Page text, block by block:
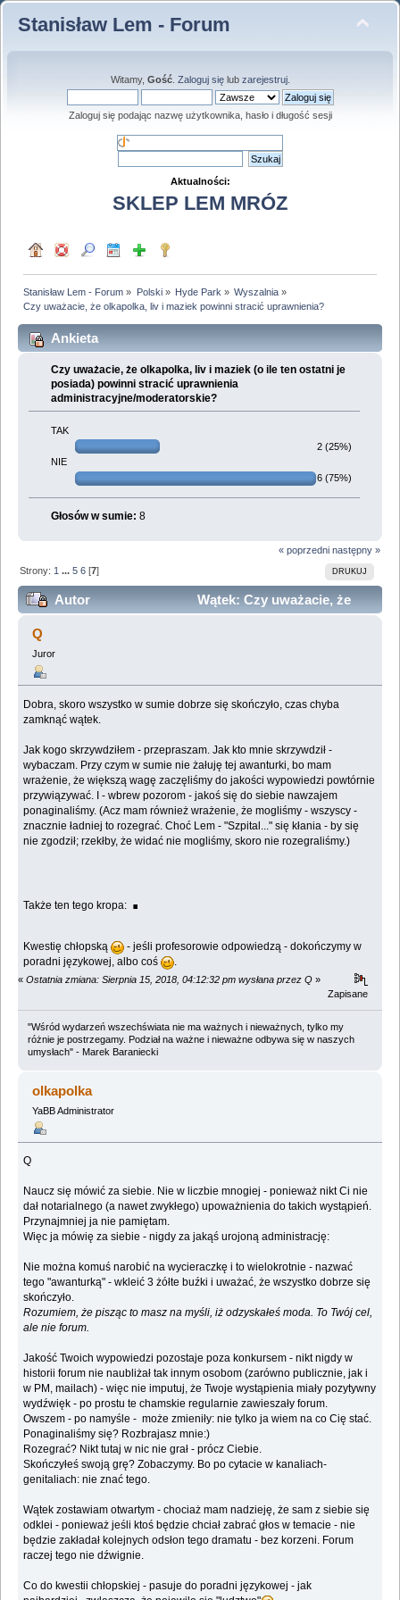
Stanisław Lem - Forum
Witamy, Gość. Zaloguj sięlub zarejestruj.
Zaloguj się podając nazwę użytkownika, hasło i długość sesji
Aktualności:
SKLEP LEM MRÓZ
Stanisław Lem - Forum » Polski» Hyde Park » Wyszalnia »
Czy uważacie, że olkapolka, liv i maziek powinni stracić uprawnienia?
Ankieta
Czy uważacie, że olkapolka, liv i maziek (o ile ten ostatni je
posiada) powinni stracić uprawnienia
administracyjne/moderatorskie?
TAK
2 (25%)
NIE
6 (75%)
Głosów w sumie: 8
« poprzedni następny »
DRUKUJ
Strony: 1 ...5 6 [7]
Autor
Wątek: Czy uważacie, że
olkapolka, liv i maziek powinni stracić uprawnienia?
(Przeczytany 423363 razy)
Q
Juror
Dobra, skoro wszystko w sumie dobrze się skończyło, czas chyba
zamknąć wątek.
Jak kogo skrzywdziłem - przepraszam. Jak kto mnie skrzywdził -
wybaczam. Przy czym w sumie nie żałuję tej awanturki, bo mam
wrażenie, że większą wagę zaczęliśmy do jakości wypowiedzi powtórnie
przywiązywać. I - wbrew pozorom - jakoś się do siebie nawzajem
ponaginaliśmy. (Acz mam również wrażenie, że mogliśmy - wszyscy -
znacznie ładniej to rozegrać. Choć Lem - "Szpital..." się kłania - by się
nie zgodził; rzekłby, że widać nie mogliśmy, skoro nie rozegraliśmy.)
Także ten tego kropa: .
Kwestię chłopską
- jeśli profesorowie odpowiedzą - dokończymy w
poradni językowej, albo coś
« Ostatnia zmiana: Sierpnia 15, 2018, 04:12:32 pm wysłana przez Q »
Zapisane
"Wśród wydarzeń wszechświata nie ma ważnych i nieważnych, tylko my
różnie je postrzegamy. Podział na ważne i nieważne odbywa się w naszych
umysłach" - Marek Baraniecki
olkapolka
YaBB Administrator
Q
Naucz się mówić za siebie. Nie w liczbie mnogiej - ponieważ nikt Ci nie
dał notarialnego (a nawet zwykłego) upoważnienia do takich wystąpień.
Przynajmniej ja nie pamiętam.
Więc ja mówię za siebie - nigdy za jakąś urojoną administrację:
Nie można komuś narobić na wycieraczkę i to wielokrotnie - nazwać
tego "awanturką" - wkleić 3 żółte buźki i uważać, że wszystko dobrze się
skończyło.
Rozumiem, że pisząc to masz na myśli, iż odzyskałeś moda. To Twój cel,
ale nie forum.
Jakość Twoich wypowiedzi pozostaje poza konkursem - nikt nigdy w
historii forum nie naubliżał tak innym osobom (zarówno publicznie, jak i
w PM, mailach) - więc nie imputuj, że Twoje wystąpienia miały pozytywny
wydźwięk - po prostu te chamskie regularnie zawieszały forum.
Owszem - po namyśle - może zmieniły: nie tylko ja wiem na co Cię stać.
Ponaginaliśmy się? Rozbrajasz mnie:)
Rozegrać? Nikt tutaj w nic nie grał - prócz Ciebie.
Skończyłeś swoją grę? Zobaczymy. Bo po cytacie w kanaliach-
genitaliach: nie znać tego.
Wątek zostawiam otwartym - chociaż mam nadzieję, że sam z siebie się
odklei - ponieważ jeśli ktoś będzie chciał zabrać głos w temacie - nie
będzie zakładał kolejnych odsłon tego dramatu - bez korzeni. Forum
raczej tego nie dźwignie.
Co do kwestii chłopskiej - pasuje do poradni językowej - jak